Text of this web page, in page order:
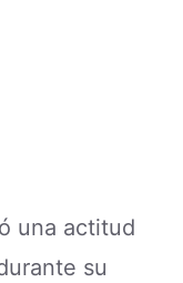
una actitud
su